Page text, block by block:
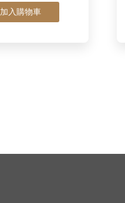
加入購物車